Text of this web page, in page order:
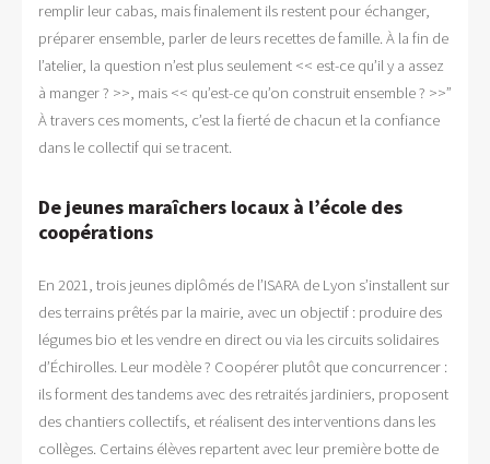
remplir leur cabas, mais finalement ils restent pour échanger,
préparer ensemble, parler de leurs recettes de famille. À la fin de
l’atelier, la question n’est plus seulement << est-ce qu’il y a assez
à manger ? >>, mais << qu’est-ce qu’on construit ensemble ? >>”
À travers ces moments, c’est la fierté de chacun et la confiance
dans le collectif qui se tracent.
De jeunes maraîchers locaux à l’école des
coopérations
En 2021, trois jeunes diplômés de l’ISARA de Lyon s’installent sur
des terrains prêtés par la mairie, avec un objectif : produire des
légumes bio et les vendre en direct ou via les circuits solidaires
d’Échirolles. Leur modèle ? Coopérer plutôt que concurrencer :
ils forment des tandems avec des retraités jardiniers, proposent
des chantiers collectifs, et réalisent des interventions dans les
collèges. Certains élèves repartent avec leur première botte de